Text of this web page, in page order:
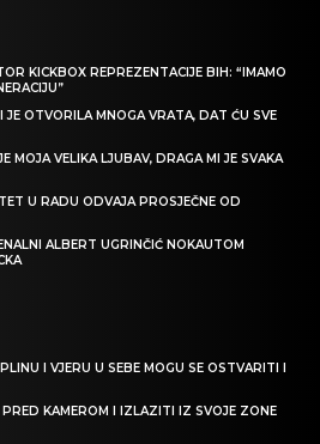
KICKBOX REPREZENTACIJE BIH: “IMAMO
JE OTVORILA MNOGA VRATA, DAT ĆU SVE
MOJA VELIKA LJUBAV, DRAGA MI JE SVAKA
U RADU ODVAJA PROSJEČNE OD
ALBERT UGRINČIĆ NOKAUTOM
I VJERU U SEBE MOGU SE OSTVARITI I
KAMEROM I IZLAZITI IZ SVOJE ZONE